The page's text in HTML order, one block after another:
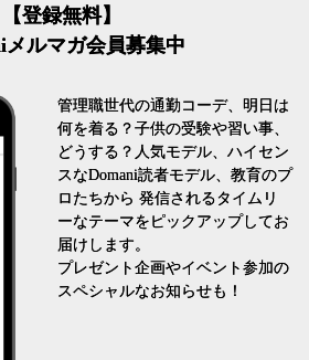
【登録無料】
メルマガ会員募集中
管理職世代の通勤コーデ、明日は
何を着る？子供の受験や習い事、
どうする？人気モデル、ハイセン
スなDomani読者モデル、教育のプ
ロたちから 発信されるタイムリ
ーなテーマをピックアップしてお
届けします。
プレゼント企画やイベント参加の
スペシャルなお知らせも！